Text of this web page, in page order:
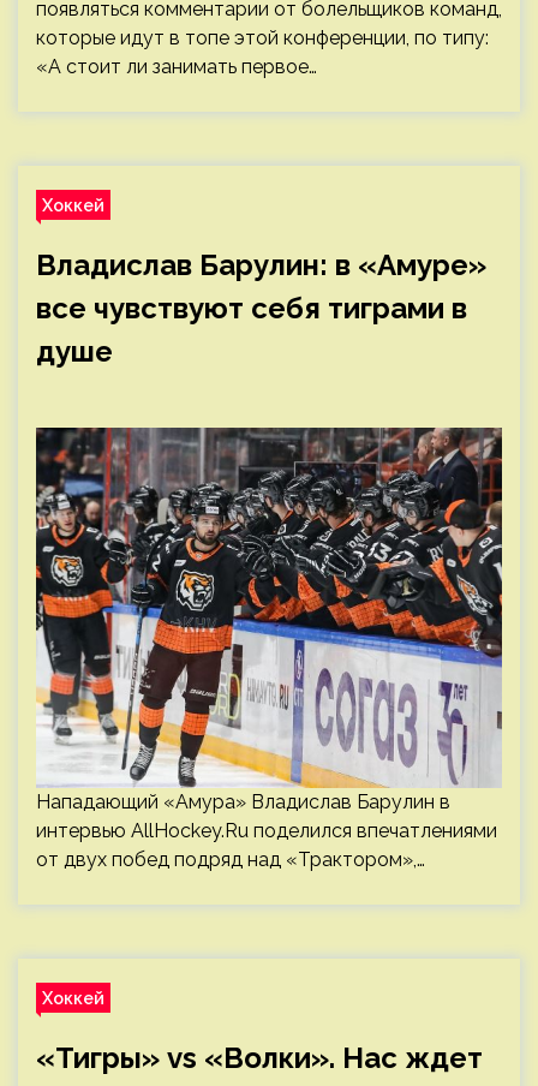
появляться комментарии от болельщиков команд,
которые идут в топе этой конференции, по типу:
«А стоит ли занимать первое…
Хоккей
Владислав Барулин: в «Амуре»
все чувствуют себя тиграми в
душе
Нападающий «Амура» Владислав Барулин в
интервью AllHockey.Ru поделился впечатлениями
от двух побед подряд над «Трактором»,…
Хоккей
«Тигры» vs «Волки». Нас ждет